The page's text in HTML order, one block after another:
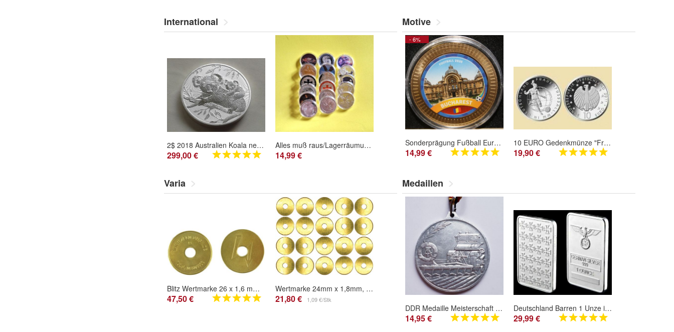
International
2$ 2018 Australien Koala next generation 2 Unzen Silber - in Münztasche
299,00 €
Alles muß raus/Lagerräumung/Münzen/Medaillen/ Nur Silberauflagen (M110726)
14,99 €
Motive
- 6%
Sonderprägung Fußball Europameisterschaft 2020 vergoldet Bukarest Bucharest frei Haus
14,99 €
10 EURO Gedenkmünze "Frauen-Fussball WM" BRD 2011 -A
19,90 €
Varia
Blitz Wertmarke 26 x 1,6 mm per 50 Stück
47,50 €
Wertmarke 24mm x 1,8mm, kompatibel mit Miele 1699370, 20 Stück
21,80 € 1,09 €/Stk
Medaillen
DDR Medaille Meisterschaft im Pflügen 1979 verschiedene Varianten
14,95 €
Deutschland Barren 1 Unze in Neusilber (Med160925)
29,99 €